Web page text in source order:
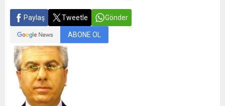
Paylaş Tweetle Gönder
ABONE OL